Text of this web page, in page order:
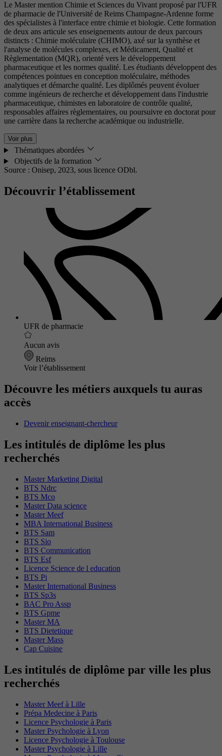
Le Master mention Chimie et Sciences du Vivant proposé par l'UFR
de pharmacie de l'Université de Reims Champagne-Ardenne forme
des spécialistes à l'interface entre chimie et biologie. Cette formation
de deux ans articule ses enseignements autour de deux parcours
distincts : Chimie moléculaire (CHIMO), axé sur la synthèse et
l'analyse de molécules complexes, et Médicament, Qualité et
Règlementation (MQR), orienté vers le développement
pharmaceutique et les normes qualité. Les étudiants développent des
compétences pointues en conception moléculaire, méthodes
analytiques et démarche qualité. Les diplômés peuvent évoluer
comme ingénieurs de recherche et développement dans l'industrie
pharmaceutique, chimistes en laboratoire de contrôle qualité,
responsables affaires règlementaires, ou poursuivre en doctorat pour
une carrière dans la recherche académique ou industrielle.
Voir plus
Thématiques abordées
Objectifs de la formation
Source : Onisep, 2023, sous licence ODbl.
Découvrir l’établissement
UFR de pharmacie
Aucun avis
Reims
Voir l’établissement
Découvre les métiers auxquels tu auras
accès
Devenir enseignant-chercheur
Les intitulés de diplôme les plus
recherchés
Master Marketing Digital
BTS Ndrc
BTS Mco
Master Data science
Master Meef
MBA International Business
BTS Sam
BTS Sio
BTS Communication
BTS Esf
Licence Science de l education
BTS Pi
Master International Business
BTS Sp3s
BAC Pro Assp
BTS Gpme
Master MA
BTS Dietetique
Master Mass
Cap Cuisine
Les intitulés de diplôme par ville les plus
recherchés
Master Meef à Lille
Prépa Medecine à Paris
Licence Psychologie à Paris
Master Psychologie à Lyon
Licence Psychologie à Toulouse
Master Psychologie à Lille